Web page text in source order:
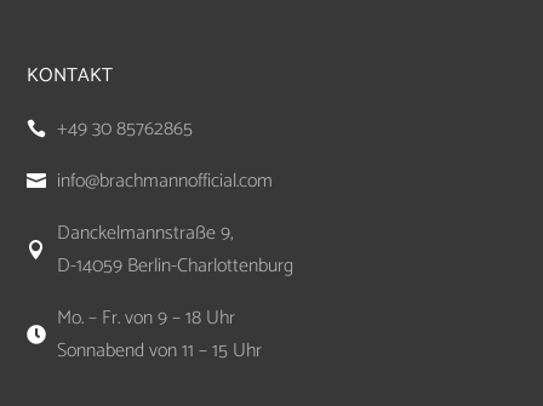
KONTAKT
 +49 30 85762865
 info@brachmannofficial.com

Danckelmannstraße 9,
D-14059 Berlin-Charlottenburg

Mo. – Fr. von 9 – 18 Uhr
Sonnabend von 11 – 15 Uhr